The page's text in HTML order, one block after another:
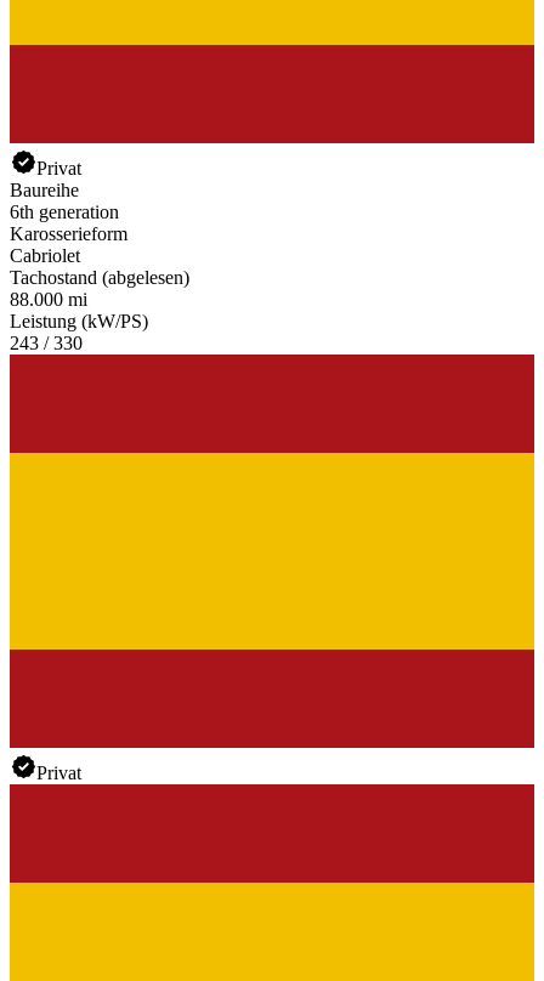
Privat
Baureihe
6th generation
Karosserieform
Cabriolet
Tachostand (abgelesen)
88.000 mi
Leistung (kW/PS)
243 / 330
Privat